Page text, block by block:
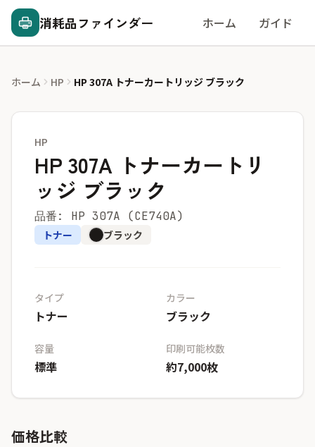
消耗品ファインダー ホーム ガイド
ホーム HP HP 307A トナーカートリッジ ブラック
HP
HP 307A トナーカートリ
ッジ ブラック
品番: HP 307A (CE740A)
トナー ブラック
タイプ
トナー
カラー
ブラック
容量
標準
印刷可能枚数
約7,000枚
価格比較